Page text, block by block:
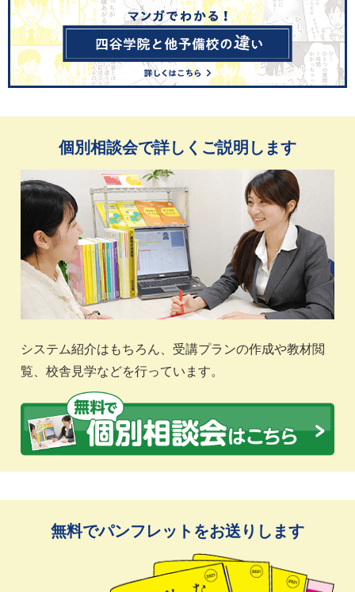
個別相談会で詳しくご説明します
システム紹介はもちろん、受講プランの作成や教材閲
覧、校舎見学などを行っています。
無料でパンフレットをお送りします